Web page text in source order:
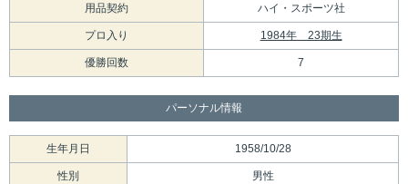
用品契約 ハイ・スポーツ社
プロ入り 1984年 23期生
優勝回数 7
パーソナル情報
生年月日 1958/10/28
性別 男性